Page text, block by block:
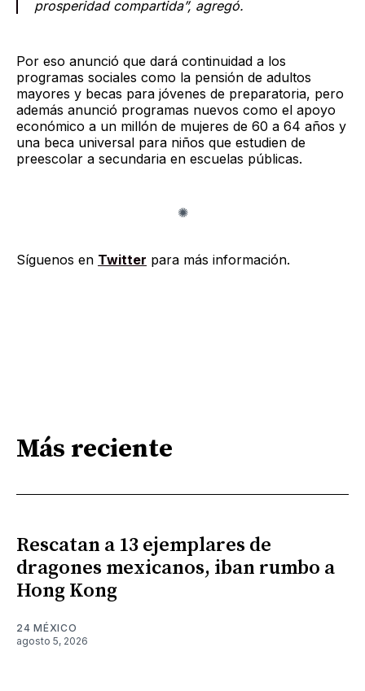
prosperidad compartida”, agregó.
Por eso anunció que dará continuidad a los
programas sociales como la pensión de adultos
mayores y becas para jóvenes de preparatoria, pero
además anunció programas nuevos como el apoyo
económico a un millón de mujeres de 60 a 64 años y
una beca universal para niños que estudien de
preescolar a secundaria en escuelas públicas.
Síguenos en Twitter para más información.
Más reciente
Rescatan a 13 ejemplares de
dragones mexicanos, iban rumbo a
Hong Kong
24 MÉXICO
agosto 5, 2026